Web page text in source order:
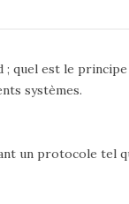
quel est le principe
systèmes.
un protocole tel